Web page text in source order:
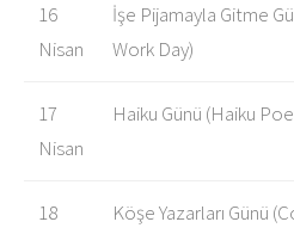
16
Nisan
İşe Pijamayla Gitme
Work Day)
17
Nisan
Haiku Günü (Haiku
18
Köşe Yazarları Günü